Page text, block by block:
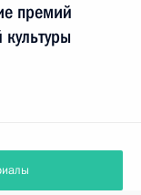
премий